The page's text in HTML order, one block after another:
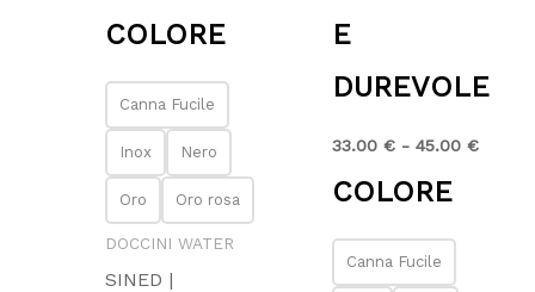
COLORE
Canna Fucile
Inox Nero
Oro Oro rosa
DOCCINI WATER
SINED |
E
DUREVOLE
33.00 € - 45.00 €
COLORE
Canna Fucile